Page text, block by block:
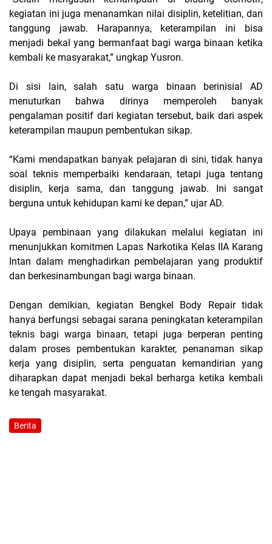
kegiatan ini juga menanamkan nilai disiplin, ketelitian, dan
tanggung jawab. Harapannya, keterampilan ini bisa
menjadi bekal yang bermanfaat bagi warga binaan ketika
kembali ke masyarakat,” ungkap Yusron.
Di sisi lain, salah satu warga binaan berinisial AD
menuturkan bahwa dirinya memperoleh banyak
pengalaman positif dari kegiatan tersebut, baik dari aspek
keterampilan maupun pembentukan sikap.
“Kami mendapatkan banyak pelajaran di sini, tidak hanya
soal teknis memperbaiki kendaraan, tetapi juga tentang
disiplin, kerja sama, dan tanggung jawab. Ini sangat
berguna untuk kehidupan kami ke depan,” ujar AD.
Upaya pembinaan yang dilakukan melalui kegiatan ini
menunjukkan komitmen Lapas Narkotika Kelas IIA Karang
Intan dalam menghadirkan pembelajaran yang produktif
dan berkesinambungan bagi warga binaan.
Dengan demikian, kegiatan Bengkel Body Repair tidak
hanya berfungsi sebagai sarana peningkatan keterampilan
teknis bagi warga binaan, tetapi juga berperan penting
dalam proses pembentukan karakter, penanaman sikap
kerja yang disiplin, serta penguatan kemandirian yang
diharapkan dapat menjadi bekal berharga ketika kembali
ke tengah masyarakat.
Berita